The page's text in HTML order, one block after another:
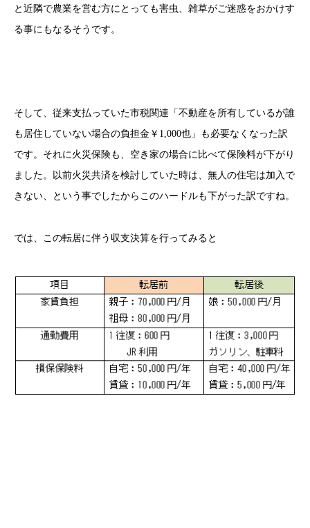
と近隣で農業を営む方にとっても害虫、雑草がご迷惑をおかけす
る事にもなるそうです。
そして、従来支払っていた市税関連「不動産を所有しているが誰
も居住していない場合の負担金￥1,000也」も必要なくなった訳
です。それに火災保険も、空き家の場合に比べて保険料が下がり
ました。以前火災共済を検討していた時は、無人の住宅は加入で
きない、という事でしたからこのハードルも下がった訳ですね。
では、この転居に伴う収支決算を行ってみると